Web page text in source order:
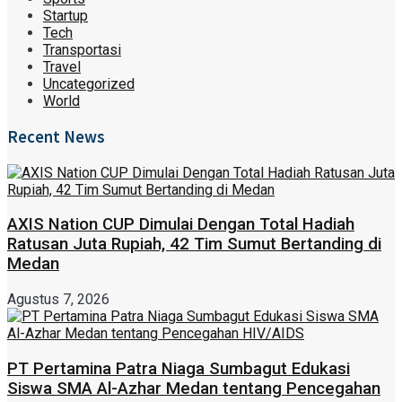
Startup
Tech
Transportasi
Travel
Uncategorized
World
Recent News
AXIS Nation CUP Dimulai Dengan Total Hadiah
Ratusan Juta Rupiah, 42 Tim Sumut Bertanding di
Medan
Agustus 7, 2026
PT Pertamina Patra Niaga Sumbagut Edukasi
Siswa SMA Al-Azhar Medan tentang Pencegahan